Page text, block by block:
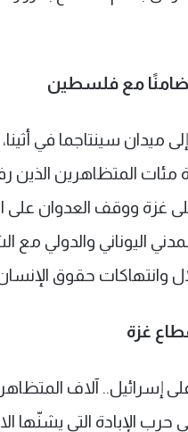
مع فلسطين
سينتاجما في أثينا،
المتظاهرين الذين
غزة ووقف العدوان على
اليوناني والدولي مع
وانتهاكات حقوق
غزة
إسرائيل.. آلاف
الإبادة التي يشنّها